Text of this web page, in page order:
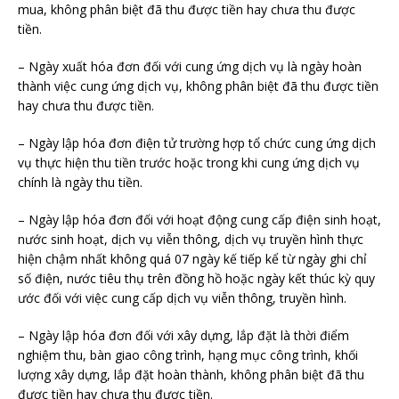
mua, không phân biệt đã thu được tiền hay chưa thu được
tiền.
– Ngày xuất hóa đơn đối với cung ứng dịch vụ là ngày hoàn
thành việc cung ứng dịch vụ, không phân biệt đã thu được tiền
hay chưa thu được tiền.
– Ngày lập hóa đơn điện tử trường hợp tổ chức cung ứng dịch
vụ thực hiện thu tiền trước hoặc trong khi cung ứng dịch vụ
chính là ngày thu tiền.
– Ngày lập hóa đơn đối với hoạt động cung cấp điện sinh hoạt,
nước sinh hoạt, dịch vụ viễn thông, dịch vụ truyền hình thực
hiện chậm nhất không quá 07 ngày kế tiếp kể từ ngày ghi chỉ
số điện, nước tiêu thụ trên đồng hồ hoặc ngày kết thúc kỳ quy
ước đối với việc cung cấp dịch vụ viễn thông, truyền hình.
– Ngày lập hóa đơn đối với xây dựng, lắp đặt là thời điểm
nghiệm thu, bàn giao công trình, hạng mục công trình, khối
lượng xây dựng, lắp đặt hoàn thành, không phân biệt đã thu
được tiền hay chưa thu được tiền.